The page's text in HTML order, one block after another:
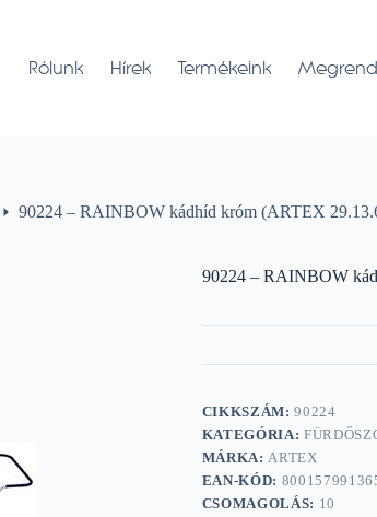
Rólunk Hírek Termékeink
90224 – RAINBOW kádhíd króm (ARTEX
90224 – RAINBOW
CIKKSZÁM:90224
KATEGÓRIA:
MÁRKA:ARTEX
EAN-KÓD:
CSOMAGOLÁS: 10